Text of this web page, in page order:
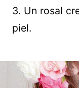
3. Un rosal
piel.